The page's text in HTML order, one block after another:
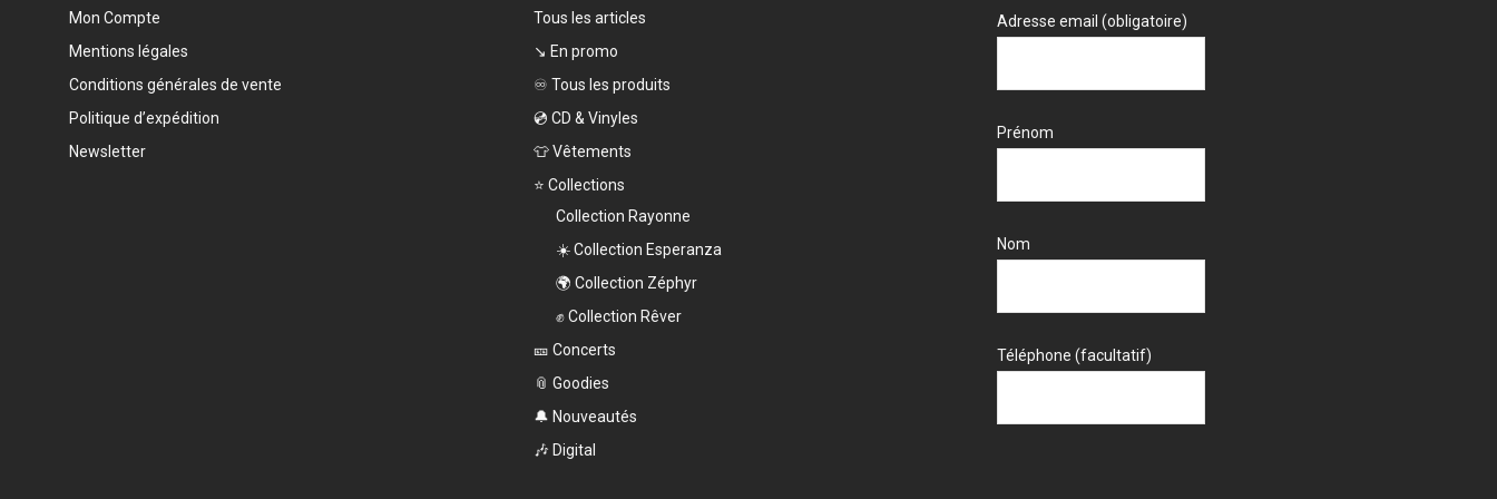
Mon Compte
Mentions légales
Conditions générales de vente
Politique d’expédition
Newsletter
Tous les articles
↘️ En promo
♾️ Tous les produits
💿 CD & Vinyles
👕 Vêtements
⭐ Collections
Collection Rayonne
☀️ Collection Esperanza
🌍 Collection Zéphyr
✊ Collection Rêver
🎫 Concerts
📎 Goodies
🔔 Nouveautés
🎶 Digital
Adresse email (obligatoire)
Prénom
Nom
Téléphone (facultatif)